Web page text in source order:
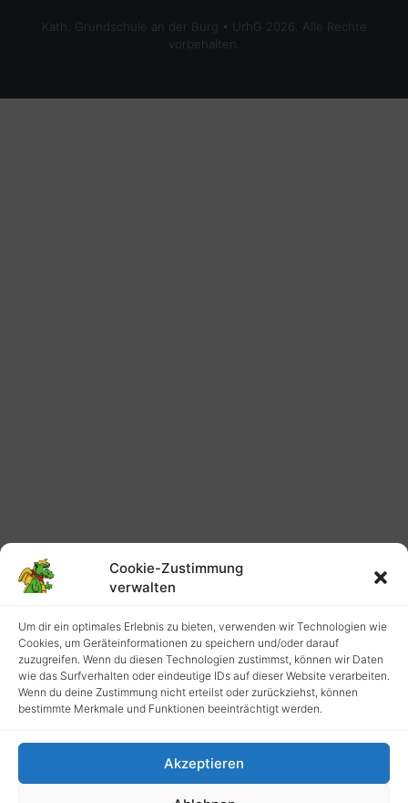
Cookie-Zustimmung
verwalten
Um dir ein optimales Erlebnis zu bieten, verwenden wir Technologien wie
Cookies, um Geräteinformationen zu speichern und/oder darauf
zuzugreifen. Wenn du diesen Technologien zustimmst, können wir Daten
wie das Surfverhalten oder eindeutige IDs auf dieser Website verarbeiten.
Wenn du deine Zustimmung nicht erteilst oder zurückziehst, können
bestimmte Merkmale und Funktionen beeinträchtigt werden.
Akzeptieren
Kath. Grundschule an der Burg • UrhG 2026. Alle Rechte
vorbehalten.